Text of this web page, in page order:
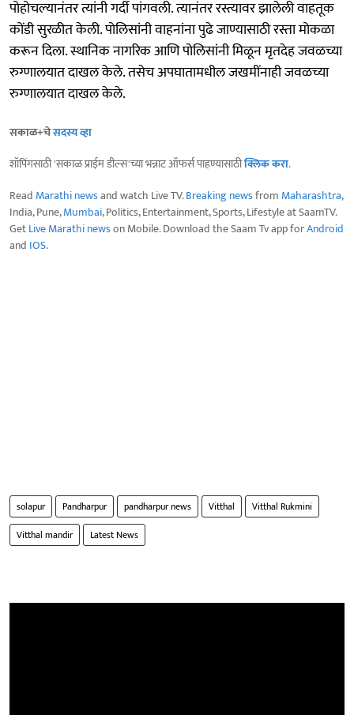
पोहोचल्यानंतर त्यांनी गर्दी पांगवली. त्यानंतर रस्त्यावर झालेली वाहतूक
कोंडी सुरळीत केली. पोलिसांनी वाहनांना पुढे जाण्यासाठी रस्ता मोकळा
करून दिला. स्थानिक नागरिक आणि पोलिसांनी मिळून मृतदेह जवळच्या
रुग्णालयात दाखल केले. तसेच अपघातामधील जखमींनाही जवळच्या
रुग्णालयात दाखल केले.
सकाळ+चेसदस्य व्हा
शॉपिंगसाठी 'सकाळ प्राईम डील्स'च्या भन्नाट ऑफर्स पाहण्यासाठीक्लिक करा.
Read Marathi newsand watch Live TV.Breaking newsfrom Maharashtra,
India, Pune,Mumbai, Politics, Entertainment, Sports, Lifestyle at SaamTV.
GetLive Marathi newson Mobile. Download the Saam Tv app forAndroid
and IOS.
solapur Pandharpur pandharpur news Vitthal
Vitthal Rukmini
Vitthal mandir
Latest News